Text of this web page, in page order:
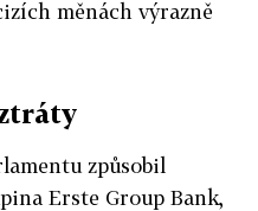
měnách výrazně
způsobil
Erste Group Bank,